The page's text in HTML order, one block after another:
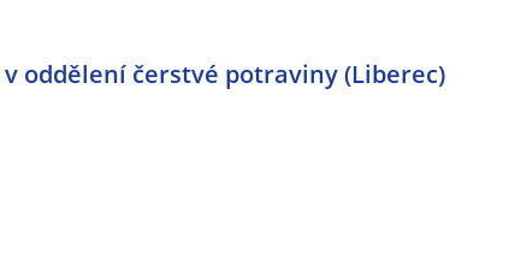
oddělení čerstvé potraviny (Liberec)